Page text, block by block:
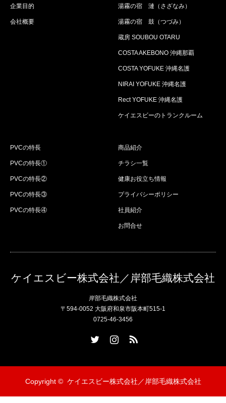
企業目的
会社概要
湯霧の宿 漣（さざなみ）
湯霧の宿 鼓（つづみ）
蔵房 SOUBOU OTARU
COSTA AKEBONO 沖縄那覇
COSTA YOFUKE 沖縄名護
NIRAI YOFUKE 沖縄名護
Rect YOFUKE 沖縄名護
ケイエスビーのトランクルーム
PVCの特長
PVCの特長①
PVCの特長②
PVCの特長③
PVCの特長④
商品紹介
チラシ一覧
健康お役立ち情報
プライバシーポリシー
社員紹介
お問合せ
ケイエスビー株式会社／岸部毛織株式会社
岸部毛織株式会社
〒594-0052 大阪府和泉市阪本町515-1
0725-46-3456
Copyright © ケイエスビー株式会社／岸部毛織株式会社